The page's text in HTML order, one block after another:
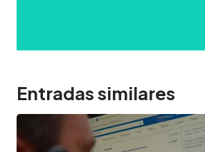
Entradas similares